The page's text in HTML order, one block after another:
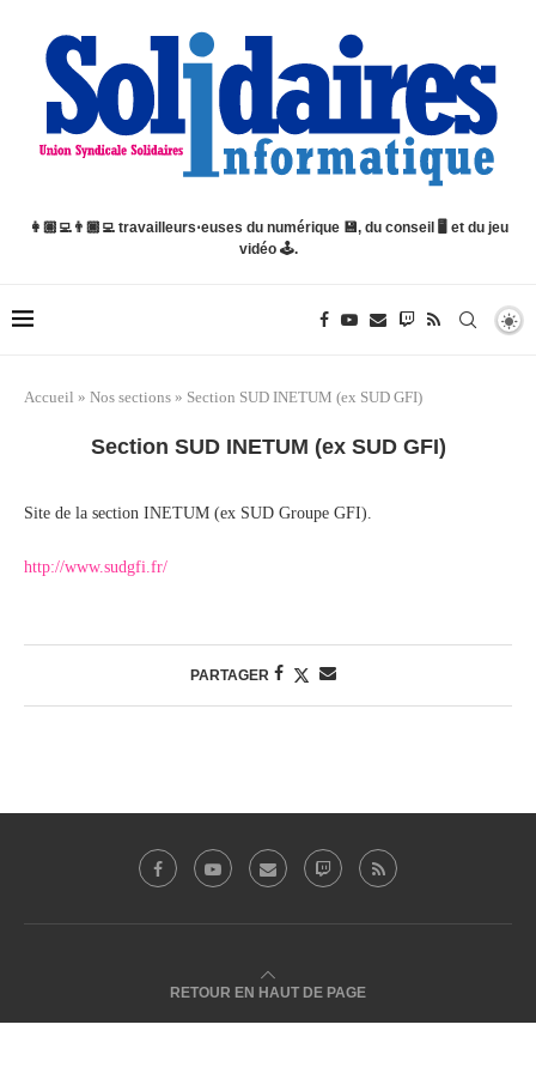
👩🏽‍💻👨🏿‍💻 travailleurs⋅euses du numérique 💾, du conseil 🖥️ et du jeu
vidéo 🕹️.
Accueil » Nos sections » Section SUD INETUM (ex SUD GFI)
Section SUD INETUM (ex SUD GFI)
Site de la section INETUM (ex SUD Groupe GFI).
http://www.sudgfi.fr/
PARTAGER
RETOUR EN HAUT DE PAGE